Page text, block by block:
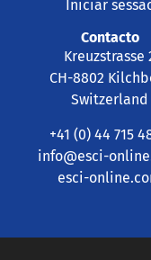
Contacto
Kreuzstrasse
CH-8802
Switzerland
+41 (0) 44 715
info@esci-
esci-
Iniciar